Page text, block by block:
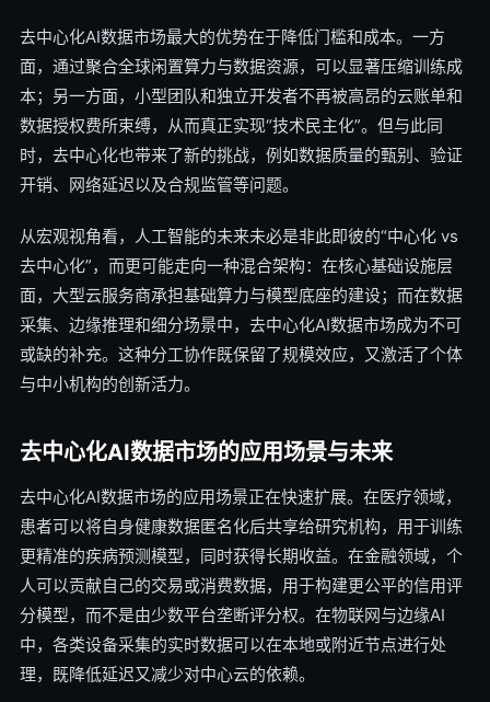
去中心化AI数据市场最大的优势在于降低门槛和成本。一方
面，通过聚合全球闲置算力与数据资源，可以显著压缩训练成
本；另一方面，小型团队和独立开发者不再被高昂的云账单和
数据授权费所束缚，从而真正实现“技术民主化”。但与此同
时，去中心化也带来了新的挑战，例如数据质量的甄别、验证
开销、网络延迟以及合规监管等问题。
从宏观视角看，人工智能的未来未必是非此即彼的“中心化 vs
去中心化”，而更可能走向一种混合架构：在核心基础设施层
面，大型云服务商承担基础算力与模型底座的建设；而在数据
采集、边缘推理和细分场景中，去中心化AI数据市场成为不可
或缺的补充。这种分工协作既保留了规模效应，又激活了个体
与中小机构的创新活力。
去中心化AI数据市场的应用场景与未来
去中心化AI数据市场的应用场景正在快速扩展。在医疗领域，
患者可以将自身健康数据匿名化后共享给研究机构，用于训练
更精准的疾病预测模型，同时获得长期收益。在金融领域，个
人可以贡献自己的交易或消费数据，用于构建更公平的信用评
分模型，而不是由少数平台垄断评分权。在物联网与边缘AI
中，各类设备采集的实时数据可以在本地或附近节点进行处
理，既降低延迟又减少对中心云的依赖。